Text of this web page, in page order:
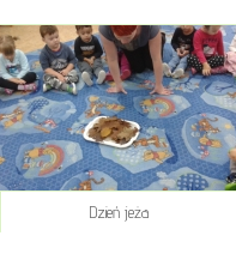
Dzień jeża